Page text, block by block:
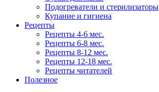
Подогреватели и стерилизаторы
Купание и гигиена
Рецепты
Рецепты 4-6 мес.
Рецепты 6-8 мес.
Рецепты 8-12 мес.
Рецепты 12-18 мес.
Рецепты читателей
Полезное